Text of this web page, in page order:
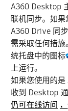
A360 Desktop
联机同步。如
A360 Drive 同
需采取任何措
统托盘中的图标
上运行。
如果您使用的
收到 Desktop
仍可在线访问 ，